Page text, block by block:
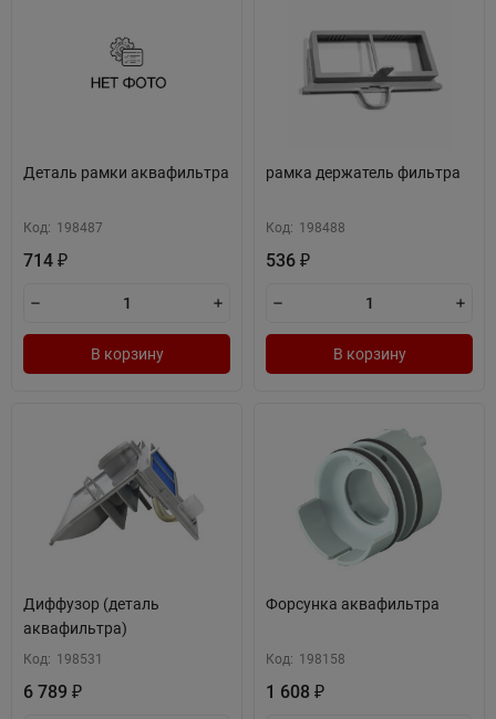
Деталь рамки аквафильтра
Код: 198487
714 ₽
В корзину
рамка держатель фильтра
Код: 198488
536 ₽
В корзину
Диффузор (деталь
аквафильтра)
Код: 198531
6 789 ₽
Форсунка аквафильтра
Код: 198158
1 608 ₽